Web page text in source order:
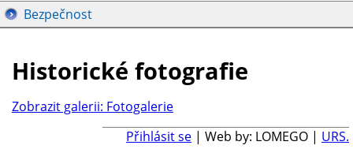
Bezpečnost
Historické fotografie
Zobrazit galerii: Fotogalerie
Přihlásit se | Web by: LOMEGO | URS.